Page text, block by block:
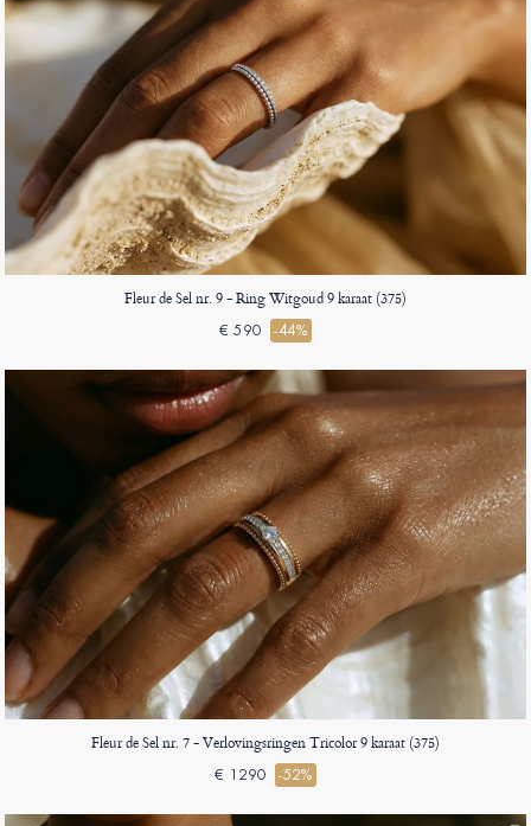
Fleur de Sel nr. 9 - Ring Witgoud 9 karaat (375)
€ 590 -44%
Fleur de Sel nr. 7 - Verlovingsringen Tricolor 9 karaat (375)
€ 1290 -52%